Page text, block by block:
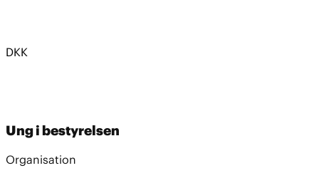
DKK
Ung i bestyrelsen
Organisation